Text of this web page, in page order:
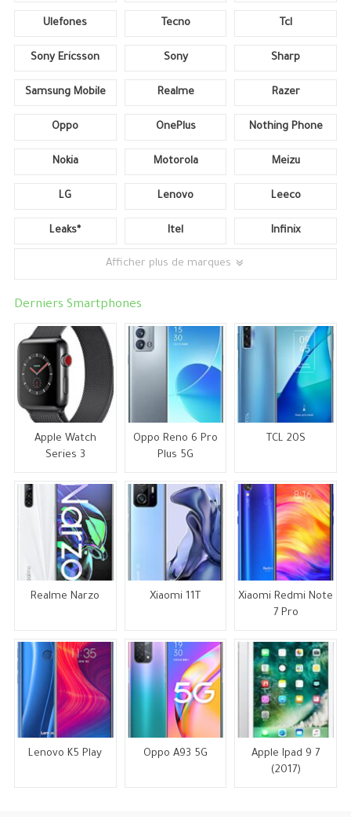
Ulefones Tecno Tcl
Sony Ericsson Sony Sharp
Samsung Mobile Realme Razer
Oppo OnePlus Nothing Phone
Nokia Motorola Meizu
LG Lenovo Leeco
Leaks* Itel Infinix
Afficher plus de marques
Derniers Smartphones
Apple Watch
Series 3
Oppo Reno 6 Pro
Plus 5G
TCL 20S
Realme Narzo Xiaomi 11T
Xiaomi Redmi Note
7 Pro
Lenovo K5 Play Oppo A93 5G
Apple Ipad 9 7
(2017)